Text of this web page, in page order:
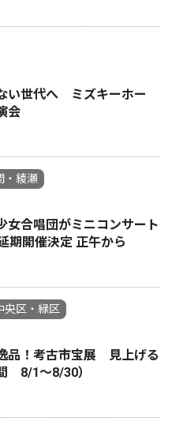
い世代へ ミズキーホー
会
・綾瀬
女合唱団がミニコンサート
期開催決定 正午から
央区・緑区
品！考古市宝展 見上げる
8/1〜8/30）